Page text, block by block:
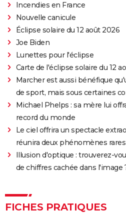
des Quatre Fantastiques ?
The Batman 2 : la suite
Robert Pattinson de retour
Spider-Man Brand New Day
des visages familiers de
annonce
Legend of Zelda, le film : qui
Benjamin Evan Ainsworth,
Incendies en France
Nouvelle canicule
Éclipse solaire du 12 août 2026
Joe Biden
Lunettes pour l'éclipse
Carte de l'éclipse solaire du 12
Marcher est aussi bénéfique
de sport, mais sous certaines
Michael Phelps : sa mère lui
record du monde
Le ciel offrira un spectacle
réunira deux phénomènes rares
Illusion d'optique : trouverez-
de chiffres cachée dans l'image
FICHES PRATIQUES